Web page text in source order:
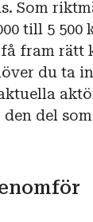
Som
till 5 500
fram rätt
du ta
del